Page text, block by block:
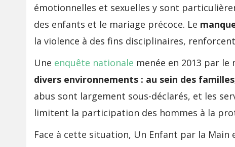
émotionnelles et sexuelles y sont
des enfants et le mariage précoce. Le
la violence à des fins disciplinaires,
Une enquête nationale menée en 2013 par
divers environnements : au sein des
abus sont largement sous-déclarés, et les
limitent la participation des hommes à la
Face à cette situation, Un Enfant par la Main